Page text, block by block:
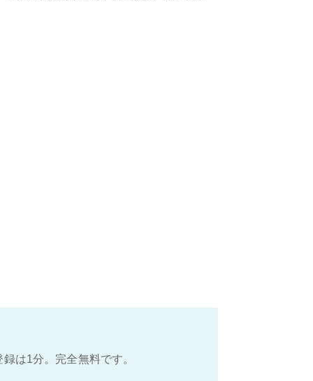
は1分。完全無料です。